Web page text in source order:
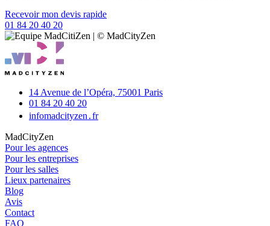
Recevoir mon devis rapide
01 84 20 40 20
14 Avenue de l’Opéra, 75001 Paris
01 84 20 40 20
infomadcityzen․fr
MadCityZen
Pour les agences
Pour les entreprises
Pour les salles
Lieux partenaires
Blog
Avis
Contact
FAQ